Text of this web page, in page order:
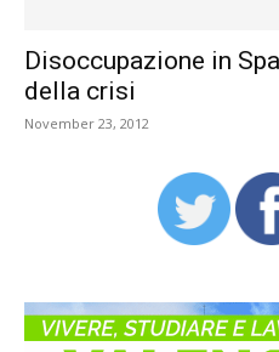
Disoccupazione in
della crisi
November 23, 2012